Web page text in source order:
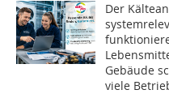
Der
Gebäude
viele